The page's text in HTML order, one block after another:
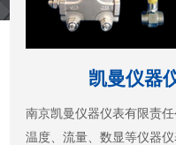
凯曼仪器
南京凯曼仪器仪表有限责
温度、流量、数显等仪器